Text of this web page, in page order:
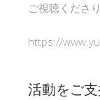
ご視聴くださ
https://
活動をご